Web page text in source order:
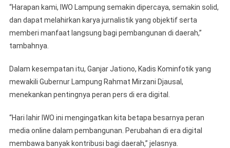
“Harapan kami, IWO Lampung semakin dipercaya, semakin solid,
dan dapat melahirkan karya jurnalistik yang objektif serta
memberi manfaat langsung bagi pembangunan di daerah,”
tambahnya.
Dalam kesempatan itu, Ganjar Jationo, Kadis Kominfotik yang
mewakili Gubernur Lampung Rahmat Mirzani Djausal,
menekankan pentingnya peran pers di era digital.
“Hari lahir IWO ini mengingatkan kita betapa besarnya peran
media online dalam pembangunan. Perubahan di era digital
membawa banyak kontribusi bagi daerah,” jelasnya.